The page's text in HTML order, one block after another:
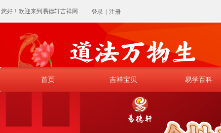
您好！欢迎来到易德轩吉祥网 登录 注册
首页 吉祥宝贝 易学百科